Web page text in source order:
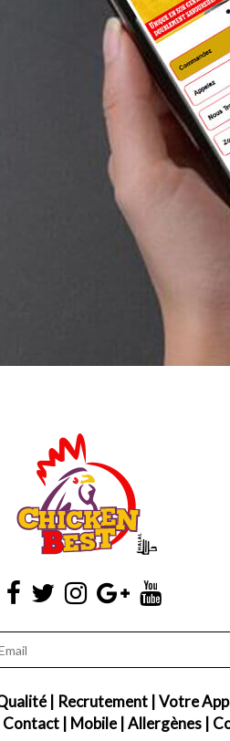
| Recrutement Votre
Contact Mobile| Allergènes